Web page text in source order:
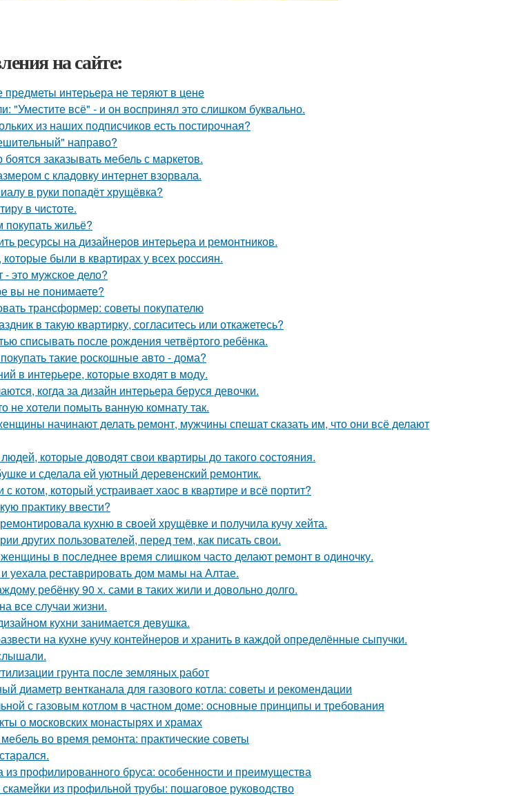
на сайте:
предметы интерьера не теряют в цене
"Уместите всё" - и он воспринял это слишком буквально.
из наших подписчиков есть постирочная?
направо?
заказывать мебель с маркетов.
с кладовку интернет взорвала.
в руки попадёт хрущёвка?
в чистоте.
жильё?
ресурсы на дизайнеров интерьера и ремонтников.
были в квартирах у всех россиян.
- это мужское дело?
вы не понимаете?
трансформер: советы покупателю
в такую квартирку, согласитесь или откажетесь?
списывать после рождения четвёртого ребёнка.
такие роскошные авто - дома?
в интерьере, которые входят в моду.
когда за дизайн интерьера беруся девочки.
не хотели помыть ванную комнату так.
начинают делать ремонт, мужчины спешат сказать им, что они всё делают
которые доводят свои квартиры до такого состояния.
и сделала ей уютный деревенский ремонтик.
котом, который устраивает хаос в квартире и всё портит?
практику ввести?
кухню в своей хрущёвке и получила кучу хейта.
других пользователей, перед тем, как писать свои.
в последнее время слишком часто делают ремонт в одиночку.
уехала реставрировать дом мамы на Алтае.
ребёнку 90 х. сами в таких жили и довольно долго.
все случаи жизни.
кухни занимается девушка.
на кухне кучу контейнеров и хранить в каждой определённые сыпучки.
грунта после земляных работ
диаметр вентканала для газового котла: советы и рекомендации
с газовым котлом в частном доме: основные принципы и требования
о московских монастырях и храмах
во время ремонта: практические советы
из профилированного бруса: особенности и преимущества
из профильной трубы: пошаговое руководство